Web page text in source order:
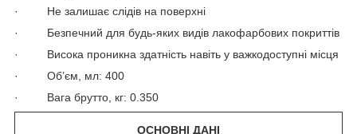
· Не залишає слідів на поверхні
· Безпечний для будь-яких видів лакофарбових покриттів
· Висока проникна здатність навіть у важкодоступні місця
· Об’єм, мл: 400
· Вага брутто, кг: 0.350
ОСНОВНІ ДАНІ